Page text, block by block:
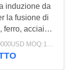
induzione da
la fusione di
ferro, acciaio,
acciaio
silicio
6000USD-9000USD MOQ:1 set